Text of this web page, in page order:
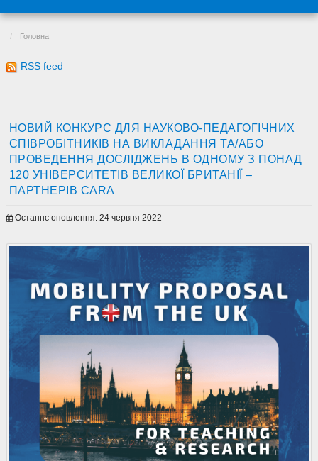
Головна
RSS feed
НОВИЙ КОНКУРС ДЛЯ НАУКОВО-ПЕДАГОГІЧНИХ
СПІВРОБІТНИКІВ НА ВИКЛАДАННЯ ТА/АБО
ПРОВЕДЕННЯ ДОСЛІДЖЕНЬ В ОДНОМУ З ПОНАД
120 УНІВЕРСИТЕТІВ ВЕЛИКОЇ БРИТАНІЇ –
ПАРТНЕРІВ CARA
Останнє оновлення: 24 червня 2022